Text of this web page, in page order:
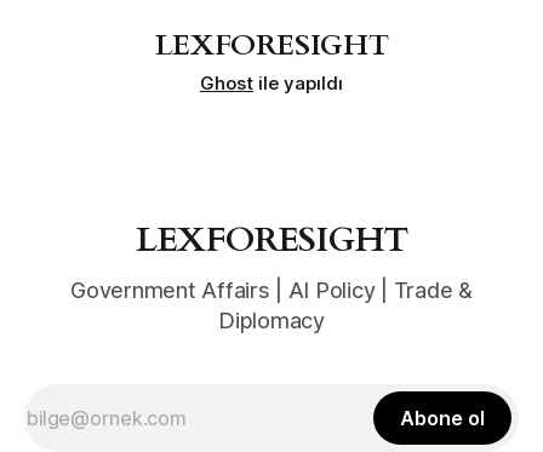
LEXFORESIGHT
Ghost ile yapıldı
LEXFORESIGHT
Government Affairs | AI Policy | Trade &
Diplomacy
Abone ol